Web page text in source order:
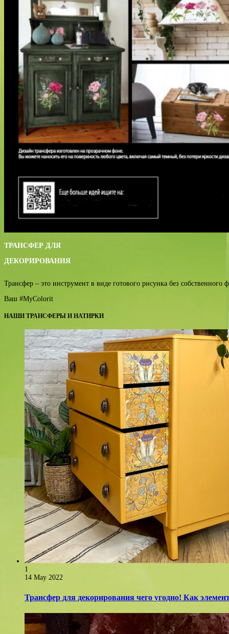
ТРАНСФЕР ДЛЯ
ДЕКОРИРОВАНИЯ
Трансфер – это инструмент в виде готового рисунка без
Ваш #MyColorit
НАШИ ТРАНСФЕРЫ И НАТИРКИ
1
14 May 2022
Трансфер для декорирования чего угодно! Как